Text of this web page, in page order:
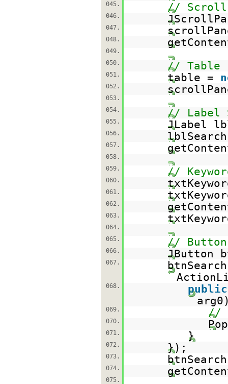
045.
//
046.
047.
048.
049.
050.
// Table
051. table =
052.
053.
054.
// Label
055. JLabel
056.
057.
058.
059.
//
060.
061.
062.
063.
064.
065.
// Button
066. JButton
067.
068.
public
069. //
070.
071. }
072. });
073.
074.
075.